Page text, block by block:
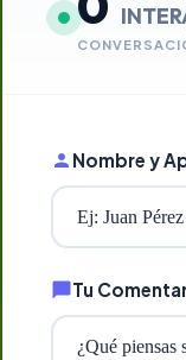
Nombre y
Tu